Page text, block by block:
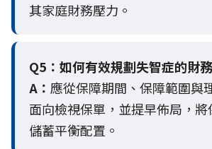
其家庭財務壓力。
Q5： 如何有效規劃失智症的財
A： 應從保障期間、保障範圍與
面向檢視保單，並提早佈局，將
儲蓄平衡配置。